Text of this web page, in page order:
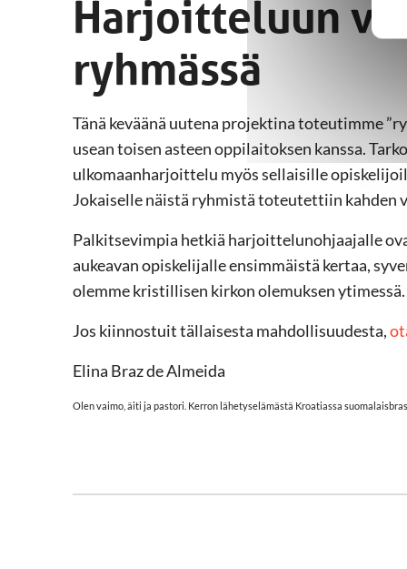
Harjoitteluun
ryhmässä
Tänä keväänä uutena projektina toteutimme
usean toisen asteen oppilaitoksen kanssa.
ulkomaanharjoittelu myös sellaisille
Jokaiselle näistä ryhmistä toteutettiin kahden
Palkitsevimpia hetkiä harjoittelunohjaajalle
aukeavan opiskelijalle ensimmäistä kertaa,
olemme kristillisen kirkon olemuksen ytimessä.
Jos kiinnostuit tällaisesta mahdollisuudesta,
Elina Braz de Almeida
Olen vaimo, äiti ja pastori. Kerron lähetyselämästä Kroatiassa